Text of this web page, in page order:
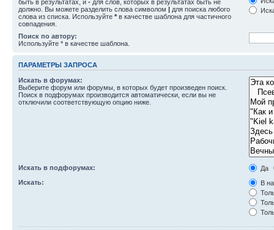
быть в результатах, и - для слов, которых в результатах быть не
должно. Вы можете разделить слова символом | для поиска любого
слова из списка. Используйте * в качестве шаблона для частичного
совпадения.
Поиск по автору:
Используйте * в качестве шаблона.
ПАРАМЕТРЫ ЗАПРОСА
Искать в форумах:
Выберите форум или форумы, в которых будет произведен поиск.
Поиск в подфорумах производится автоматически, если вы не
отключили соответствующую опцию ниже.
Искать в подфорумах:
Да
Искать:
В